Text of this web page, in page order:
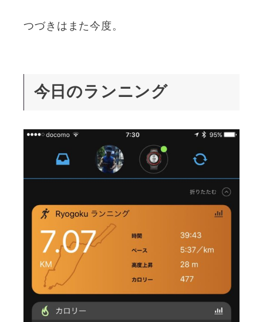
つづきはまた今度。
今日のランニング